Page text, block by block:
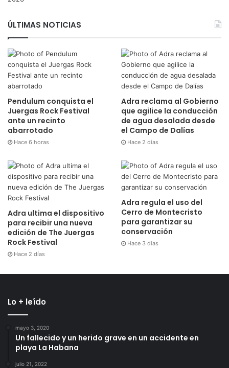
ÚLTIMAS NOTICIAS
Pendulum conquista el
Juergas Rock Festival
ante un recinto
abarrotado
Hace 6 horas
Adra reclama al Gobierno
que agilice la conducción
de agua desalada desde
el Campo de Dalías
Hace 2 días
Adra ultima el dispositivo
para recibir una nueva
edición de The Juergas
Rock Festival
Hace 2 días
Adra regula el uso del
Cerro de Montecristo
para garantizar su
conservación
Hace 3 días
Lo + leído
mayo 3, 2020
Un fallecido y un herido grave en un accidente en
playa La Habana
julio 21, 2022